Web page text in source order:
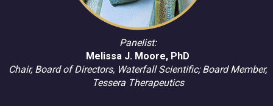
Panelist:
Melissa J. Moore, PhD
Chair, Board of Directors, Waterfall Scientific; Board Member,
Tessera Therapeutics